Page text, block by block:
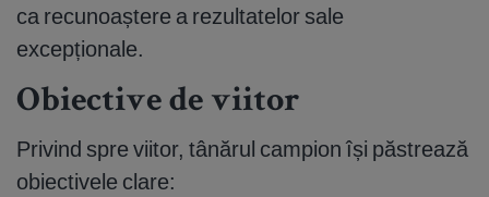
ca recunoaștere a rezultatelor sale
excepționale.
Obiective de viitor
Privind spre viitor, tânărul campion își păstrează
obiectivele clare: